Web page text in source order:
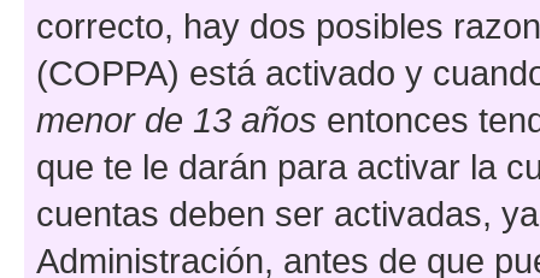
correcto, hay dos posibles
(COPPA) está activado y
menor de 13 años entonces
que te le darán para activar la
cuentas deben ser activadas,
Administración, antes de que